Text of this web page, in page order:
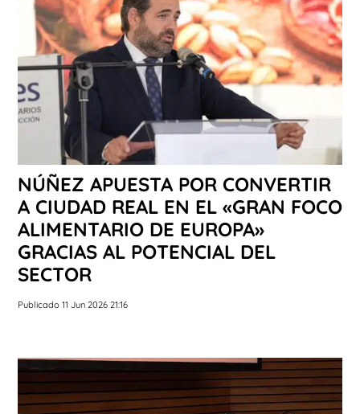
NÚÑEZ APUESTA POR CONVERTIR
A CIUDAD REAL EN EL «GRAN FOCO
ALIMENTARIO DE EUROPA»
GRACIAS AL POTENCIAL DEL
SECTOR
Publicado 11 Jun 2026 21:16